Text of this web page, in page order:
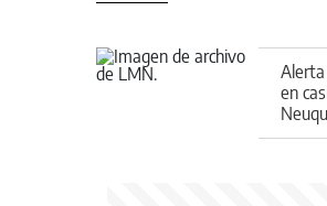
en
por el